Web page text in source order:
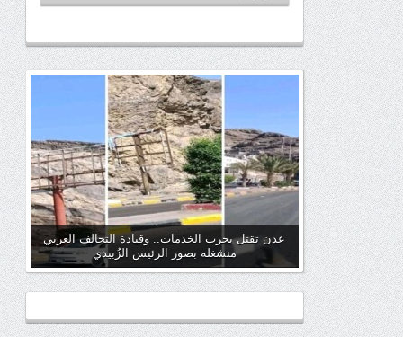
عدن تقتل بحرب الخدمات.. وقيادة التحالف العربي
منشغله بصور الرئيس الزُبيدي